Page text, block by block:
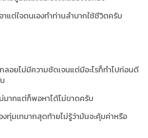
แต่ใจตนเองทำท่านลำบากใช้ชีวิตครับ
ลอยไม่มีความชัดเจนแต่มีอะไรก็ทำไปก่อนดี
ม่มากแต่ก็พอหาได้ไม่ขาดครับ
ทุ่มเทมากสุดท้ายไม่รู้ว่ามันจะคุ้มค่าหรือ